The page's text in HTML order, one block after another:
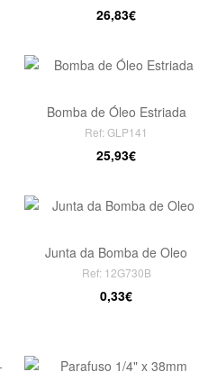
26,83€
Bomba de Óleo Estriada
Ref: GLP141
25,93€
Junta da Bomba de Oleo
Ref: 12G730B
0,33€